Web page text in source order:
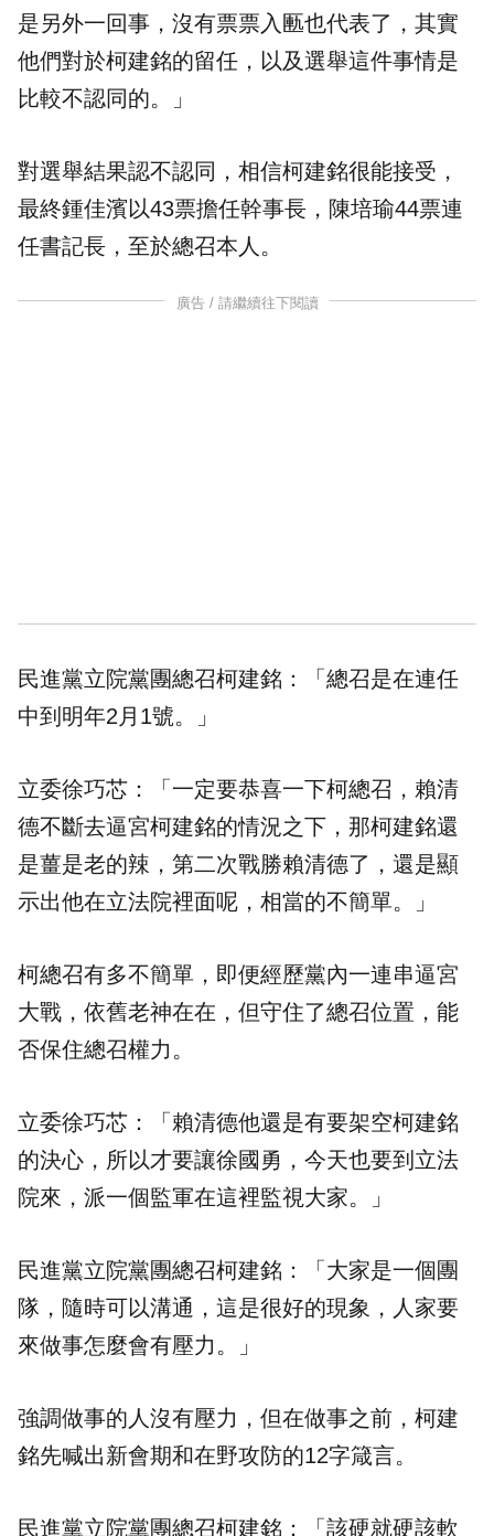
是另外一回事，沒有票票入匭也代表了，其實
他們對於柯建銘的留任，以及選舉這件事情是
比較不認同的。」
對選舉結果認不認同，相信柯建銘很能接受，
最終鍾佳濱以43票擔任幹事長，陳培瑜44票連
任書記長，至於總召本人。
廣告 / 請繼續往下閱讀
民進黨立院黨團總召柯建銘：「總召是在連任
中到明年2月1號。」
立委徐巧芯：「一定要恭喜一下柯總召，賴清
德不斷去逼宮柯建銘的情況之下，那柯建銘還
是薑是老的辣，第二次戰勝賴清德了，還是顯
示出他在立法院裡面呢，相當的不簡單。」
柯總召有多不簡單，即便經歷黨內一連串逼宮
大戰，依舊老神在在，但守住了總召位置，能
否保住總召權力。
立委徐巧芯：「賴清德他還是有要架空柯建銘
的決心，所以才要讓徐國勇，今天也要到立法
院來，派一個監軍在這裡監視大家。」
民進黨立院黨團總召柯建銘：「大家是一個團
隊，隨時可以溝通，這是很好的現象，人家要
來做事怎麼會有壓力。」
強調做事的人沒有壓力，但在做事之前，柯建
銘先喊出新會期和在野攻防的12字箴言。
民進黨立院黨團總召柯建銘：「該硬就硬該軟